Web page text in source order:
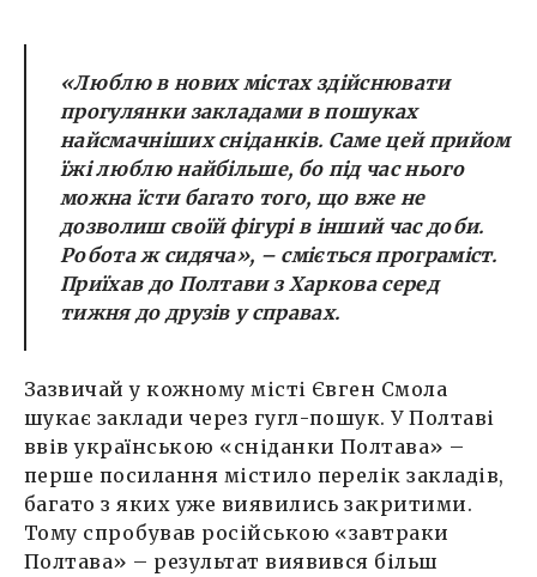
«Люблю в нових містах здійснювати
прогулянки закладами в пошуках
найсмачніших сніданків. Саме цей прийом
їжі люблю найбільше, бо під час нього
можна їсти багато того, що вже не
дозволиш своїй фігурі в інший час доби.
Робота ж сидяча», – сміється програміст.
Приїхав до Полтави з Харкова серед
тижня до друзів у справах.
Зазвичай у кожному місті Євген Смола
шукає заклади через гугл-пошук. У Полтаві
ввів українською «сніданки Полтава» –
перше посилання містило перелік закладів,
багато з яких уже виявились закритими.
Тому спробував російською «завтраки
Полтава» – результат виявився більш